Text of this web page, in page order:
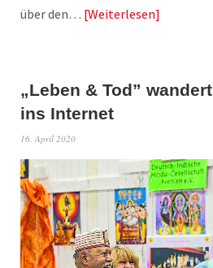
über den… Weiterlesen
„Leben & Tod” wandert
ins Internet
16. April 2020